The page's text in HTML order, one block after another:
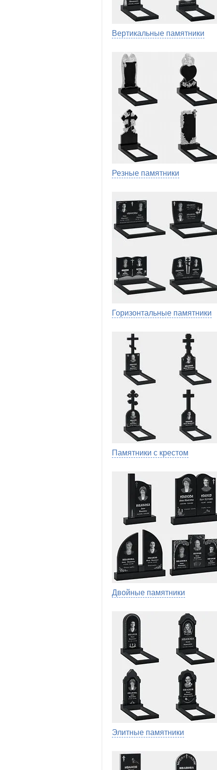
Вертикальные памятники
Резные памятники
Горизонтальные памятники
Памятники с крестом
Двойные памятники
Элитные памятники